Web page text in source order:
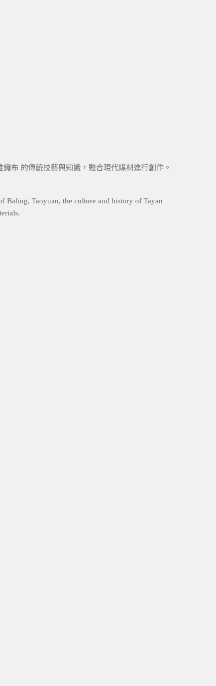
布 的傳統技藝與知識，融合現代媒材進行創作。
Baling, Taoyuan, the culture and history of Tayan